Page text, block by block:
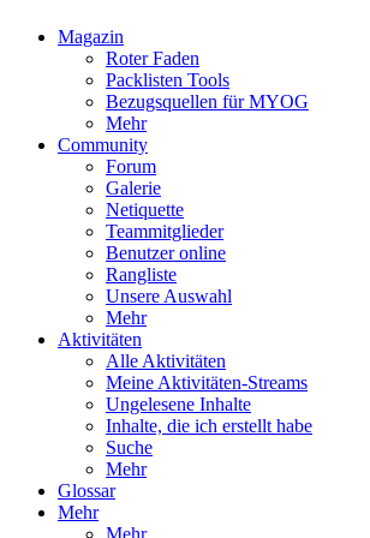
Magazin
Roter Faden
Packlisten Tools
Bezugsquellen für MYOG
Mehr
Community
Forum
Galerie
Netiquette
Teammitglieder
Benutzer online
Rangliste
Unsere Auswahl
Mehr
Aktivitäten
Alle Aktivitäten
Meine Aktivitäten-Streams
Ungelesene Inhalte
Inhalte, die ich erstellt habe
Suche
Mehr
Glossar
Mehr
Mehr